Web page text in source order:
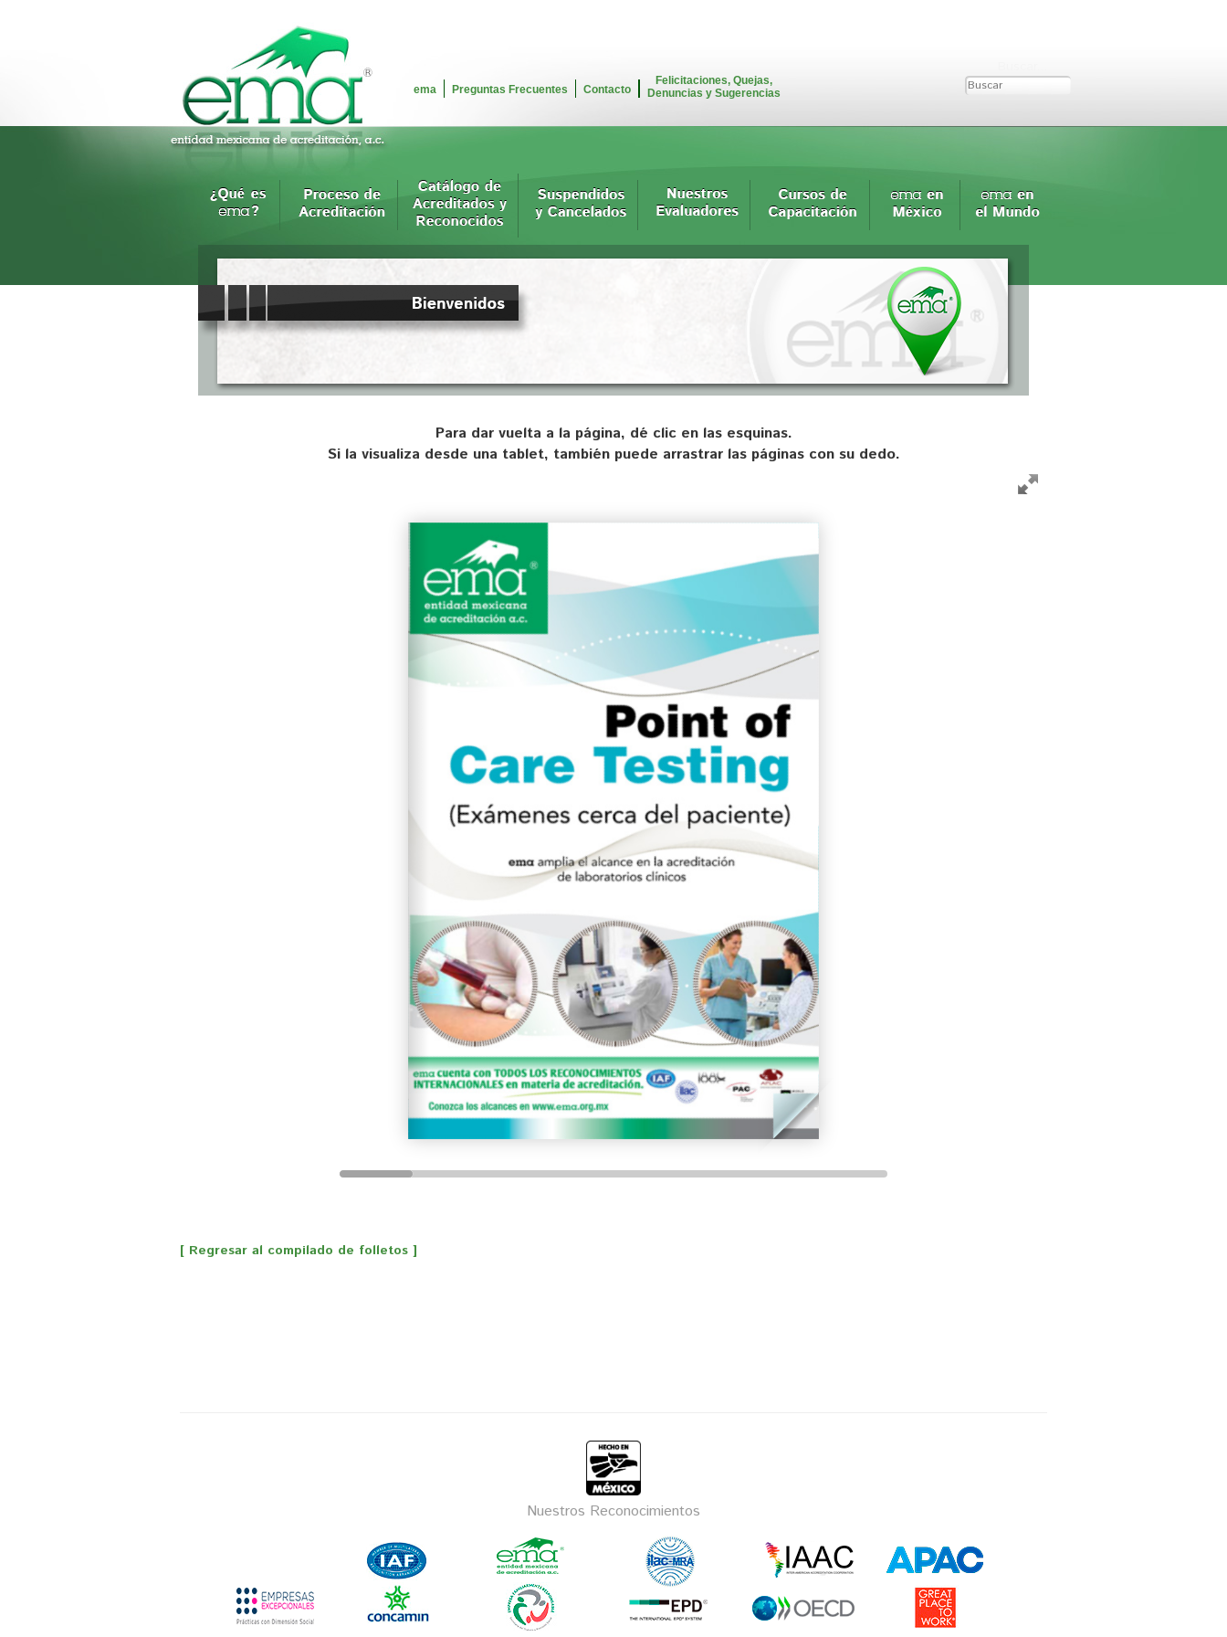
ema Preguntas Frecuentes Contacto
Felicitaciones, Quejas,
Denuncias y Sugerencias
Para dar vuelta a la página, dé clic en las esquinas.
Si la visualiza desde una tablet, también puede arrastrar las páginas con su dedo.
[ Regresar al compilado de folletos ]
Nuestros Reconocimientos